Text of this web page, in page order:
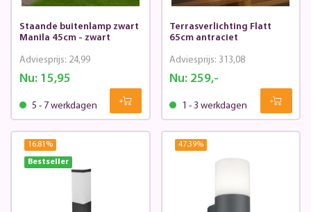
Staande buitenlamp zwart
Manila 45cm - zwart
Nu:15,95
Adviesprijs: 24,99
5 - 7 werkdagen
Terrasverlichting Flatt
65cm antraciet
Nu: 259,-
Adviesprijs: 313,08
1 - 3 werkdagen
16.81 %
Bestseller
47.39%